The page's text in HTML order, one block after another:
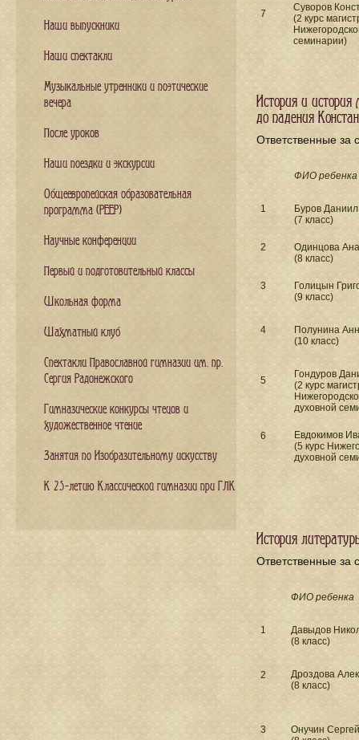
7
Суворов
(2 курс
семинарии)
История и
до падения
Ответственные за
ФИО ребенка
1
Буров Даниил
(7 класс)
2
Одинцова
(8 класс)
3
Голицын
(9 класс)
4
Полунина
(10 класс)
5
Гондуров
(2 курс
духовной
6
Евдокимов
(5 курс
духовной
История
Ответственные за
ФИО ребенка
1
Давыдов
(8 класс)
2
Дроздова
(8 класс)
3
Онучин Сергей
Наши выпускники
Наши спектакли
Музыкальные утренники и поэтические
вечера
После уроков
Наши поездки и экскурсии
Общеевропейская образовательная
программа (PEEP)
Научные конференции
Первый и подготовительный классы
Школьная форма
Шахматный клуб
Спектакли Православной гимназии им. пр.
Сергия Радонежского
Гимназические конкурсы чтецов и
художественное чтение
Занятия по Изобразительному искусству
К 25-летию Классической гимназии при ГЛК